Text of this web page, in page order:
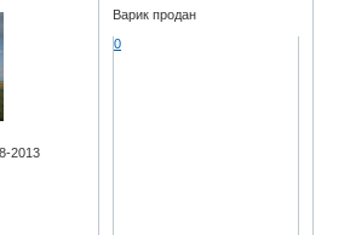
2013
Варик продан
0